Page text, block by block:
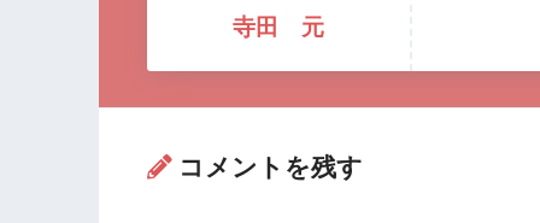
寺田 元
コメントを残す